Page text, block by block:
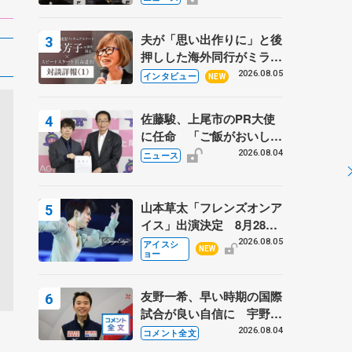
野村忠宏さんと対談
夫が「思い出作りに」と後
押しした海外同行がミラノ
まで… 繁華街のリンクで
に 小林芳子さんが振り返
るスケート人生
インタビュー NEW 2026.08.05
佐藤駿、上尾市のPR大使
に任命 「ご飯がおいし
く、住みやすいのが魅力」
ニュース 2026.08.04
山本草太「フレンズオンア
イス」出演決定 8月28日
（金）2公演のみ 荒川静
香さんプロデュース、20
アイスシ
ョー
NEW
2026.08.05
友野一希、早い時期の国際
試合が良い自信に 宇野昌
磨の現役復帰に思っている
コメント全文 2026.08.04